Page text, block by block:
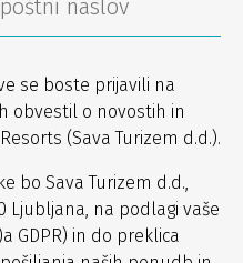
se boste prijavili na
obvestil o novostih in
(Sava Turizem d.d.).
bo Sava Turizem d.d.,
Ljubljana, na podlagi vaše
GDPR) in do preklica